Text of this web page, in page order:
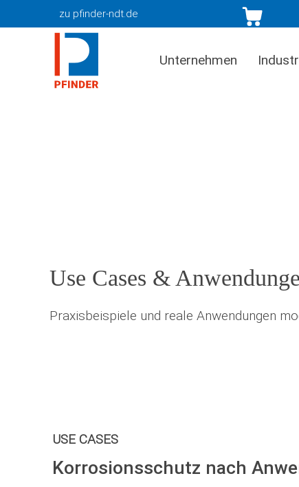
zu pfinder-ndt.de
Unternehmen
Use Cases &
Praxisbeispiele und reale Anwendungen
USE CASES
Korrosionsschutz nach